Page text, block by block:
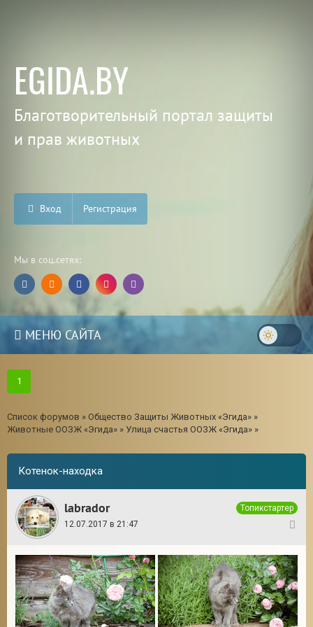
EGIDA.BY
Благотворительный портал защиты
и прав животных
Вход Регистрация
Мы в соц.сетях:
МЕНЮ САЙТА
1
Список форумов » Общество Защиты Животных «Эгида» »
Животные ООЗЖ «Эгида» » Улица счастья ООЗЖ «Эгида» »
Котенок-находка
labrador
Топикстартер
12.07.2017 в 21:47